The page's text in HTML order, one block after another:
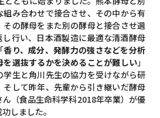
組み合わせで接合させ、その中から有
その酵母をまた別の酵母と接合させ選
行い、日本酒製造に最適な清酒酵母
香り、成分、発酵力の強さなどを分析
を選抜するかを決めることが難しい」
学生と角川先生の協力を受けながら研
そして昨年、先輩から引き継いだ酵母
（食品生命科学科2018年卒業）が優
しました。